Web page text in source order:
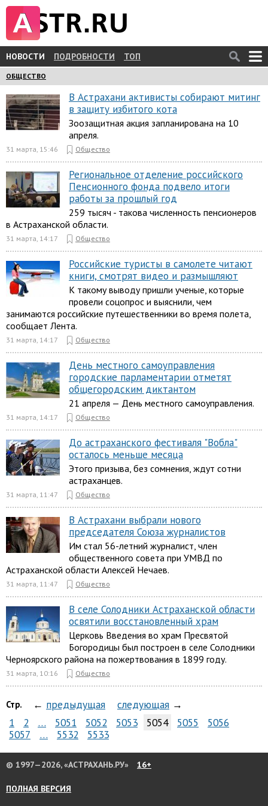
НОВОСТИ ПОДРОБНОСТИ ТОП
ОБЩЕСТВО
В Астрахани активисты собирают митинг
в защиту избитого кота
Зоозащитная акция запланирована на 10
апреля.
31 марта, 15:46 Общество
Региональное отделение российского
Пенсионного фонда подвело итоги
работы за прошлый год
259 тысяч - такова численность пенсионеров
в Астраханской области.
31 марта, 14:17 Общество
Российские туристы в самолете читают
книги, смотрят видео и размышляют
К такому выводу пришли ученые, которые
провели соцопрос и выяснили, чем
занимаются российские путешественники во время полета,
сообщает Лента.
31 марта, 14:17 Общество
День местного самоуправления
городские парламентарии отметят
общегородским диктантом
21 апреля — День местного самоуправления.
31 марта, 14:17 Общество
До астраханского фестиваля "Вобла"
осталось меньше месяца
Этого призыва, без сомнения, ждут сотни
астраханцев.
31 марта, 11:47 Общество
В Астрахани выбрали нового
председателя Союза журналистов
Им стал 56-летний журналист, член
общественного совета при УМВД по
Астраханской области Алексей Нечаев.
31 марта, 11:47 Общество
В селе Солодники Астраханской области
освятили восстановленный храм
Церковь Введения во храм Пресвятой
Богородицы был построен в селе Солодники
Черноярского района на пожертвования в 1899 году.
31 марта, 10:16 Общество
Стр. ← предыдущая следующая →
1
2 … 5051 5052 5053 5054 5055
5056
5057
… 5532 5533
© 1997—2026, «АСТРАХАНЬ.РУ» 16+
ПОЛНАЯ ВЕРСИЯ